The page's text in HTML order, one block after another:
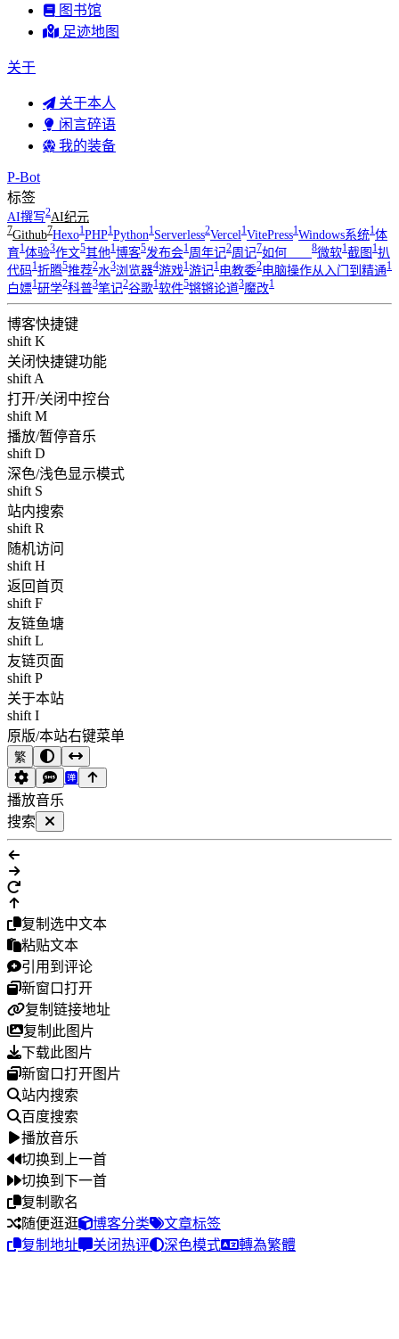
图书馆
足迹地图
关于
关于本人
闲言碎语
我的装备
P-Bot
标签
AI撰写2AI纪元
7Github7Hexo1PHP1Python1Serverless2Vercel1VitePress1Windows系统1体
育1体验3作文5其他1博客5发布会1周年记2周记7如何____ 8微软1截图 1扒
代码1折腾5推荐2水3浏览器4游戏1游记1电教委2电脑操作从入门到精通1
白嫖1研学2科普3笔记2谷歌1软件5锵锵论道3魔改1
博客快捷键
shift K
关闭快捷键功能
shift A
打开/关闭中控台
shift M
播放/暂停音乐
shift D
深色/浅色显示模式
shift S
站内搜索
shift R
随机访问
shift H
返回首页
shift F
友链鱼塘
shift L
友链页面
shift P
关于本站
shift I
原版/本站右键菜单
繁
播放音乐
搜索
复制选中文本
粘贴文本
引用到评论
新窗口打开
复制链接地址
复制此图片
下载此图片
新窗口打开图片
站内搜索
百度搜索
播放音乐
切换到上一首
切换到下一首
复制歌名
随便逛逛
博客分类
文章标签
复制地址
关闭热评 深色模式 轉為繁體